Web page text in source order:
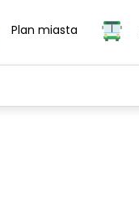
Plan miasta